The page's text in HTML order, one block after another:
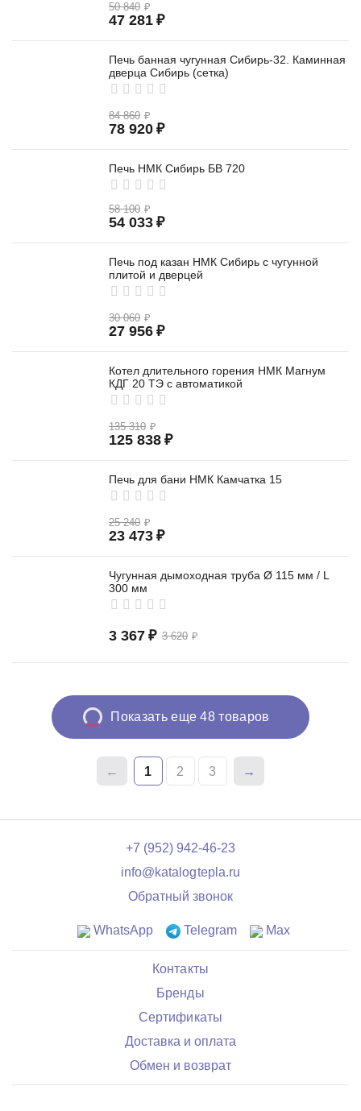
50 840 ₽
47 281 ₽
Печь банная чугунная Сибирь-32. Каминная
дверца Сибирь (сетка)
84 860 ₽
78 920 ₽
Печь НМК Сибирь БВ 720
58 100 ₽
54 033 ₽
Печь под казан НМК Сибирь с чугунной
плитой и дверцей
30 060 ₽
27 956 ₽
Котел длительного горения НМК Магнум
КДГ 20 ТЭ с автоматикой
135 310 ₽
125 838 ₽
Печь для бани НМК Камчатка 15
25 240 ₽
23 473 ₽
Чугунная дымоходная труба Ø 115 мм / L
300 мм
3 620 ₽
3 367 ₽
Показать еще 48 товаров
1 2 3
+7 (952) 942-46-23
info@katalogtepla.ru
Обратный звонок
WhatsApp Telegram Max
Контакты
Бренды
Сертификаты
Доставка и оплата
Обмен и возврат